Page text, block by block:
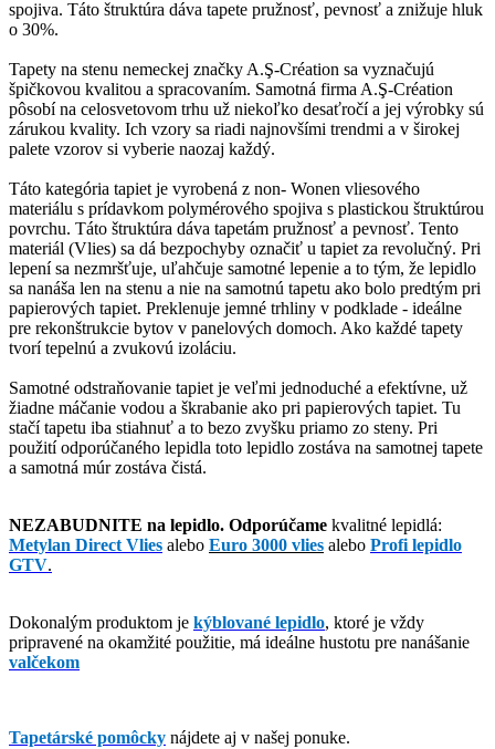
spojiva. Táto štruktúra dáva tapete pružnosť, pevnosť a znižuje hluk
o 30%.
Tapety na stenu nemeckej značky A.Ş-Création sa vyznačujú
špičkovou kvalitou a spracovaním. Samotná firma A.Ş-Création
pôsobí na celosvetovom trhu už niekoľko desaťročí a jej výrobky sú
zárukou kvality. Ich vzory sa riadi najnovšími trendmi a v širokej
palete vzorov si vyberie naozaj každý.
Táto kategória tapiet je vyrobená z non- Wonen vliesového
materiálu s prídavkom polymérového spojiva s plastickou štruktúrou
povrchu. Táto štruktúra dáva tapetám pružnosť a pevnosť. Tento
materiál (Vlies) sa dá bezpochyby označiť u tapiet za revolučný. Pri
lepení sa nezmršťuje, uľahčuje samotné lepenie a to tým, že lepidlo
sa nanáša len na stenu a nie na samotnú tapetu ako bolo predtým pri
papierových tapiet. Preklenuje jemné trhliny v podklade - ideálne
pre rekonštrukcie bytov v panelových domoch. Ako každé tapety
tvorí tepelnú a zvukovú izoláciu.
Samotné odstraňovanie tapiet je veľmi jednoduché a efektívne, už
žiadne máčanie vodou a škrabanie ako pri papierových tapiet. Tu
stačí tapetu iba stiahnuť a to bezo zvyšku priamo zo steny. Pri
použití odporúčaného lepidla toto lepidlo zostáva na samotnej tapete
a samotná múr zostáva čistá.
NEZABUDNITE na lepidlo. Odporúčame kvalitné lepidlá:
Metylan Direct Vlies alebo Euro 3000 vlies alebo Profi lepidlo
GTV.
Dokonalým produktom je kýblované lepidlo, ktoré je vždy
pripravené na okamžité použitie, má ideálne hustotu pre nanášanie
valčekom
Tapetárské pomôcky nájdete aj v našej ponuke.